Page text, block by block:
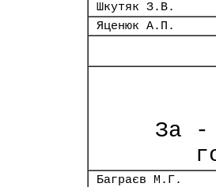
Шкутяк З.В.
Яценюк А.П.
За -
Баграєв М.Г.